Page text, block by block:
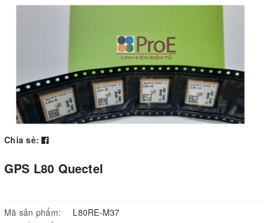
Chia sẻ:
GPS L80 Quectel
Mã sản phẩm:
L80RE-M37